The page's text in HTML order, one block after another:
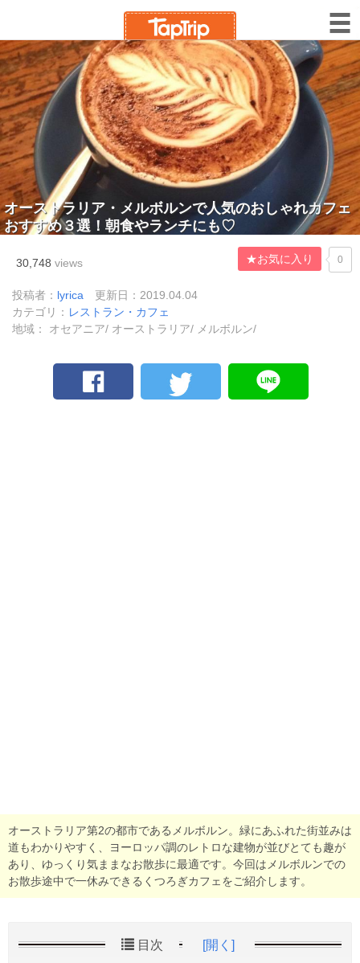
オーストラリア・メルボルンで人気のおしゃれカフェ
おすすめ３選！朝食やランチにも♡
30,748 views ★お気に入り 0
投稿者： lyrica
更新日：2019.04.04
カテゴリ： レストラン・カフェ
地域： オセアニア/ オーストラリア/ メルボルン/
オーストラリア第2の都市であるメルボルン。緑にあふれた街並みは
道もわかりやすく、ヨーロッパ調のレトロな建物が並びとても趣が
あり、ゆっくり気ままなお散歩に最適です。今回はメルボルンでの
お散歩途中で一休みできるくつろぎカフェをご紹介します。
目次 [開く]